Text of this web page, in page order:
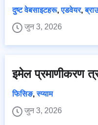
दुष्ट वेबसाइटहरू,एडवेयर,
जुन 3, 2026
इमेल प्रमाणीकरण
फिसिङ,स्प्याम
जुन 3, 2026